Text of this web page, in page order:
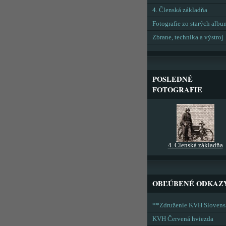
4. Členská základňa
Fotografie zo starých
Zbrane, technika a výstroj
POSLEDNÉ
FOTOGRAFIE
4. Členská základňa
OBĽÚBENÉ
**Združenie KVH
KVH Červená hviezda